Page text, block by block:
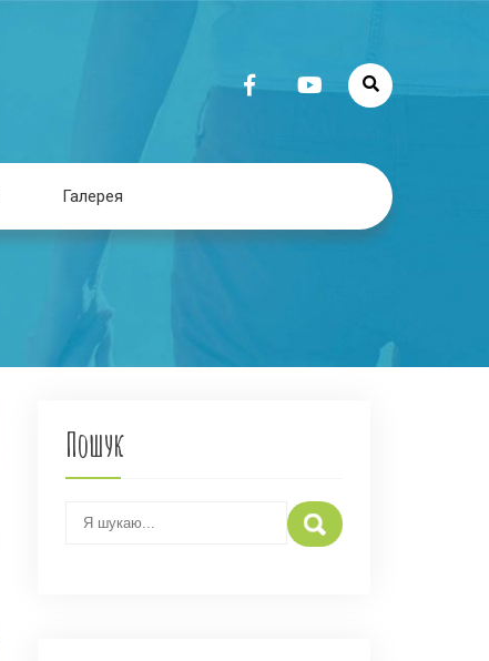
Галерея
Пошук